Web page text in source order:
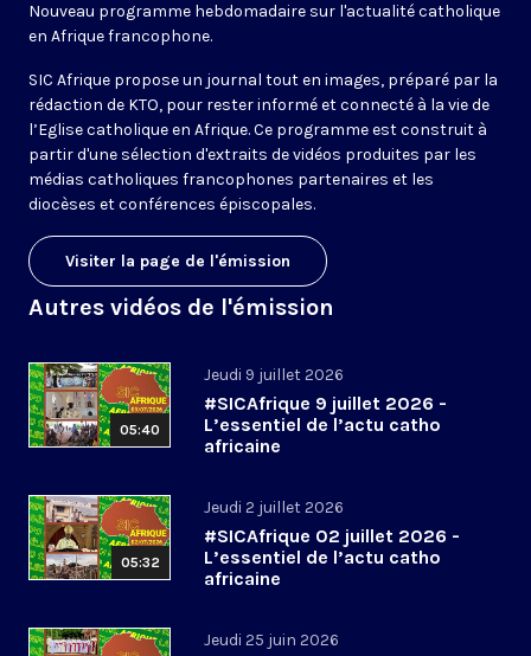
Nouveau programme hebdomadaire sur l'actualité catholique
en Afrique francophone.
SIC Afrique propose un journal tout en images, préparé par la
rédaction de KTO, pour rester informé et connecté à la vie de
l’Eglise catholique en Afrique. Ce programme est construit à
partir d'une sélection d'extraits de vidéos produites par les
médias catholiques francophones partenaires et les
diocèses et conférences épiscopales.
Visiter la page de l'émission
Autres vidéos de l'émission
05:40
Jeudi 9 juillet 2026
#SICAfrique 9 juillet 2026 -
L’essentiel de l’actu catho
africaine
05:32
Jeudi 2 juillet 2026
#SICAfrique 02 juillet 2026 -
L’essentiel de l’actu catho
africaine
Jeudi 25 juin 2026